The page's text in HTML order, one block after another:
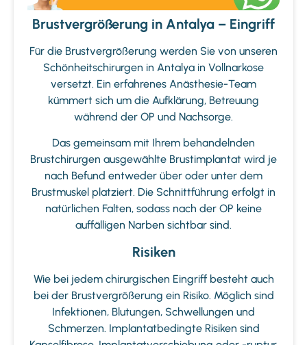
Brustvergrößerung in Antalya – Eingriff
Für die Brustvergrößerung werden Sie von unseren
Schönheitschirurgen in Antalya in Vollnarkose
versetzt. Ein erfahrenes Anästhesie-Team
kümmert sich um die Aufklärung, Betreuung
während der OP und Nachsorge.
Das gemeinsam mit Ihrem behandelnden
Brustchirurgen ausgewählte Brustimplantat wird je
nach Befund entweder über oder unter dem
Brustmuskel platziert. Die Schnittführung erfolgt in
natürlichen Falten, sodass nach der OP keine
auffälligen Narben sichtbar sind.
Risiken
Wie bei jedem chirurgischen Eingriff besteht auch
bei der Brustvergrößerung ein Risiko. Möglich sind
Infektionen, Blutungen, Schwellungen und
Schmerzen. Implantatbedingte Risiken sind